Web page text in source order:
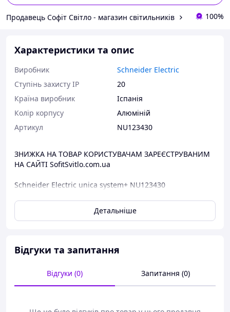
Продавець Софіт Світло - магазин світильників 100%
Характеристики та опис
Виробник
Schneider Electric
Ступінь захисту IP
20
Країна виробник
Іспанія
Колір корпусу
Алюміній
Артикул
NU123430
ЗНИЖКА НА ТОВАР КОРИСТУВАЧАМ ЗАРЕЄСТРУВАНИМ
НА САЙТІ SofitSvitlo.com.ua
Schneider Electric unica system+ NU123430
Блоки призначені для компактної установки різних
механізмів та пристроїв серії New Unica.
Серія: New Unica
Тип продукту: Workstation
Режим фіксації: Гвинти
Тип монтажу: Відкритий
- 5 знімні плати
Детальніше
Відгуки та запитання
Відгуки (0) Запитання (0)